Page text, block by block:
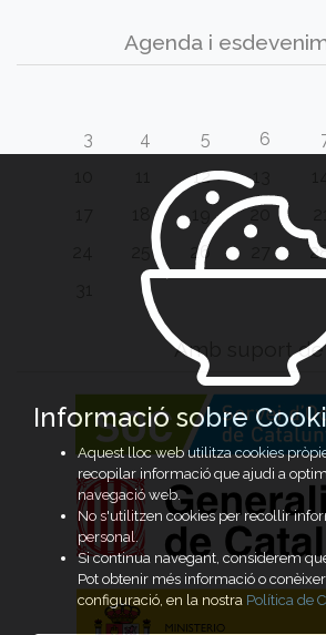
Agenda i
3
4 5 6
12 13
20
26
Amb suport de
Informació sobre
Aquest lloc web utilitza cookies
recopilar informació que ajudi a
navegació web.
No s'utilitzen cookies per recollir
personal.
Si continua navegant, considerem
Pot obtenir més informació o
configuració, en la nostra Política de